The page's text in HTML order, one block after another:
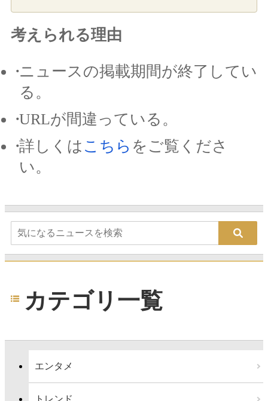
考えられる理由
ニュースの掲載期間が終了してい
る。
URLが間違っている。
詳しくは こちら をご覧くださ
い。
カテゴリ一覧
エンタメ